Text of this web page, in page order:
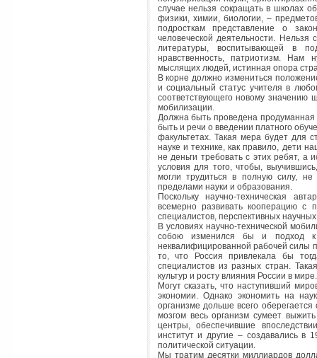
случае нельзя сокращать в школах
физики, химии, биологии, –
подросткам представление о
человеческой деятельности. Нельзя
литературы, воспитывающей в
нравственность, патриотизм. Нам
мыслящих людей, истинная опора
В корне должно измениться
и социальный статус учителя в
соответствующего новому значению
мобилизации.
Должна быть проведена
быть и речи о введении платного
факультетах. Такая мера будет для
науке и технике, как правило, дети
не деньги требовать с этих ребят, а
условия для того, чтобы,
могли трудиться в полную силу,
пределами науки и образования.
Поскольку научно-техническая
всемерно развивать кооперацию с
специалистов, перспективных
В условиях научно-технической
собою изменился бы и подход к
неквалифицированной рабочей
то, что Россия привлекала бы
специалистов из разных стран.
культур и росту влияния России в мире.
Могут сказать, что наступивший
экономии. Однако экономить на
организме дольше всего
мозгом весь организм сумеет
центры, обеспечившие
институт и другие – создавались в
политической ситуации.
Мы тратим десятки миллиардов